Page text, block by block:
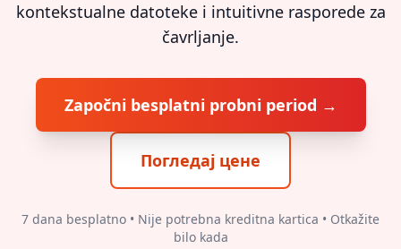
kontekstualne datoteke i intuitivne rasporede za
čavrljanje.
Započni besplatni probni period →
Погледај цене
7 dana besplatno • Nije potrebna kreditna kartica • Otkažite
bilo kada